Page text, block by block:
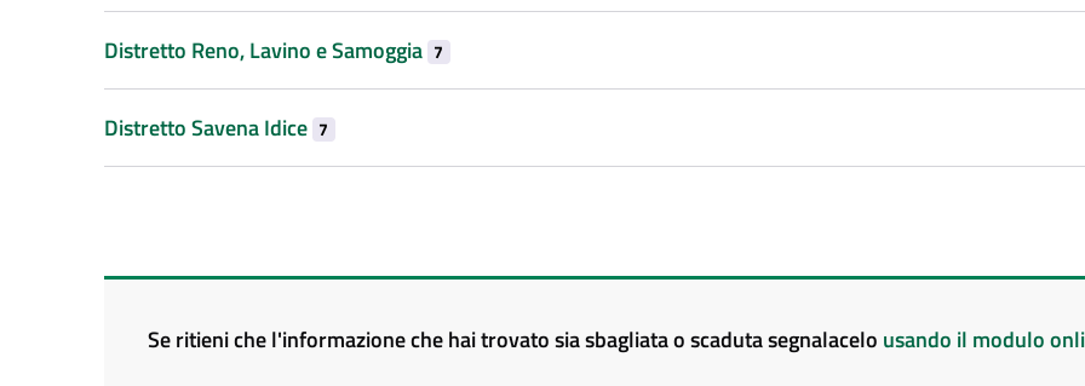
Distretto Reno, Lavino e Samoggia 7
Distretto Savena Idice 7
Se ritieni che l'informazione che hai trovato sia sbagliata o scaduta segnalacelo usando il modulo